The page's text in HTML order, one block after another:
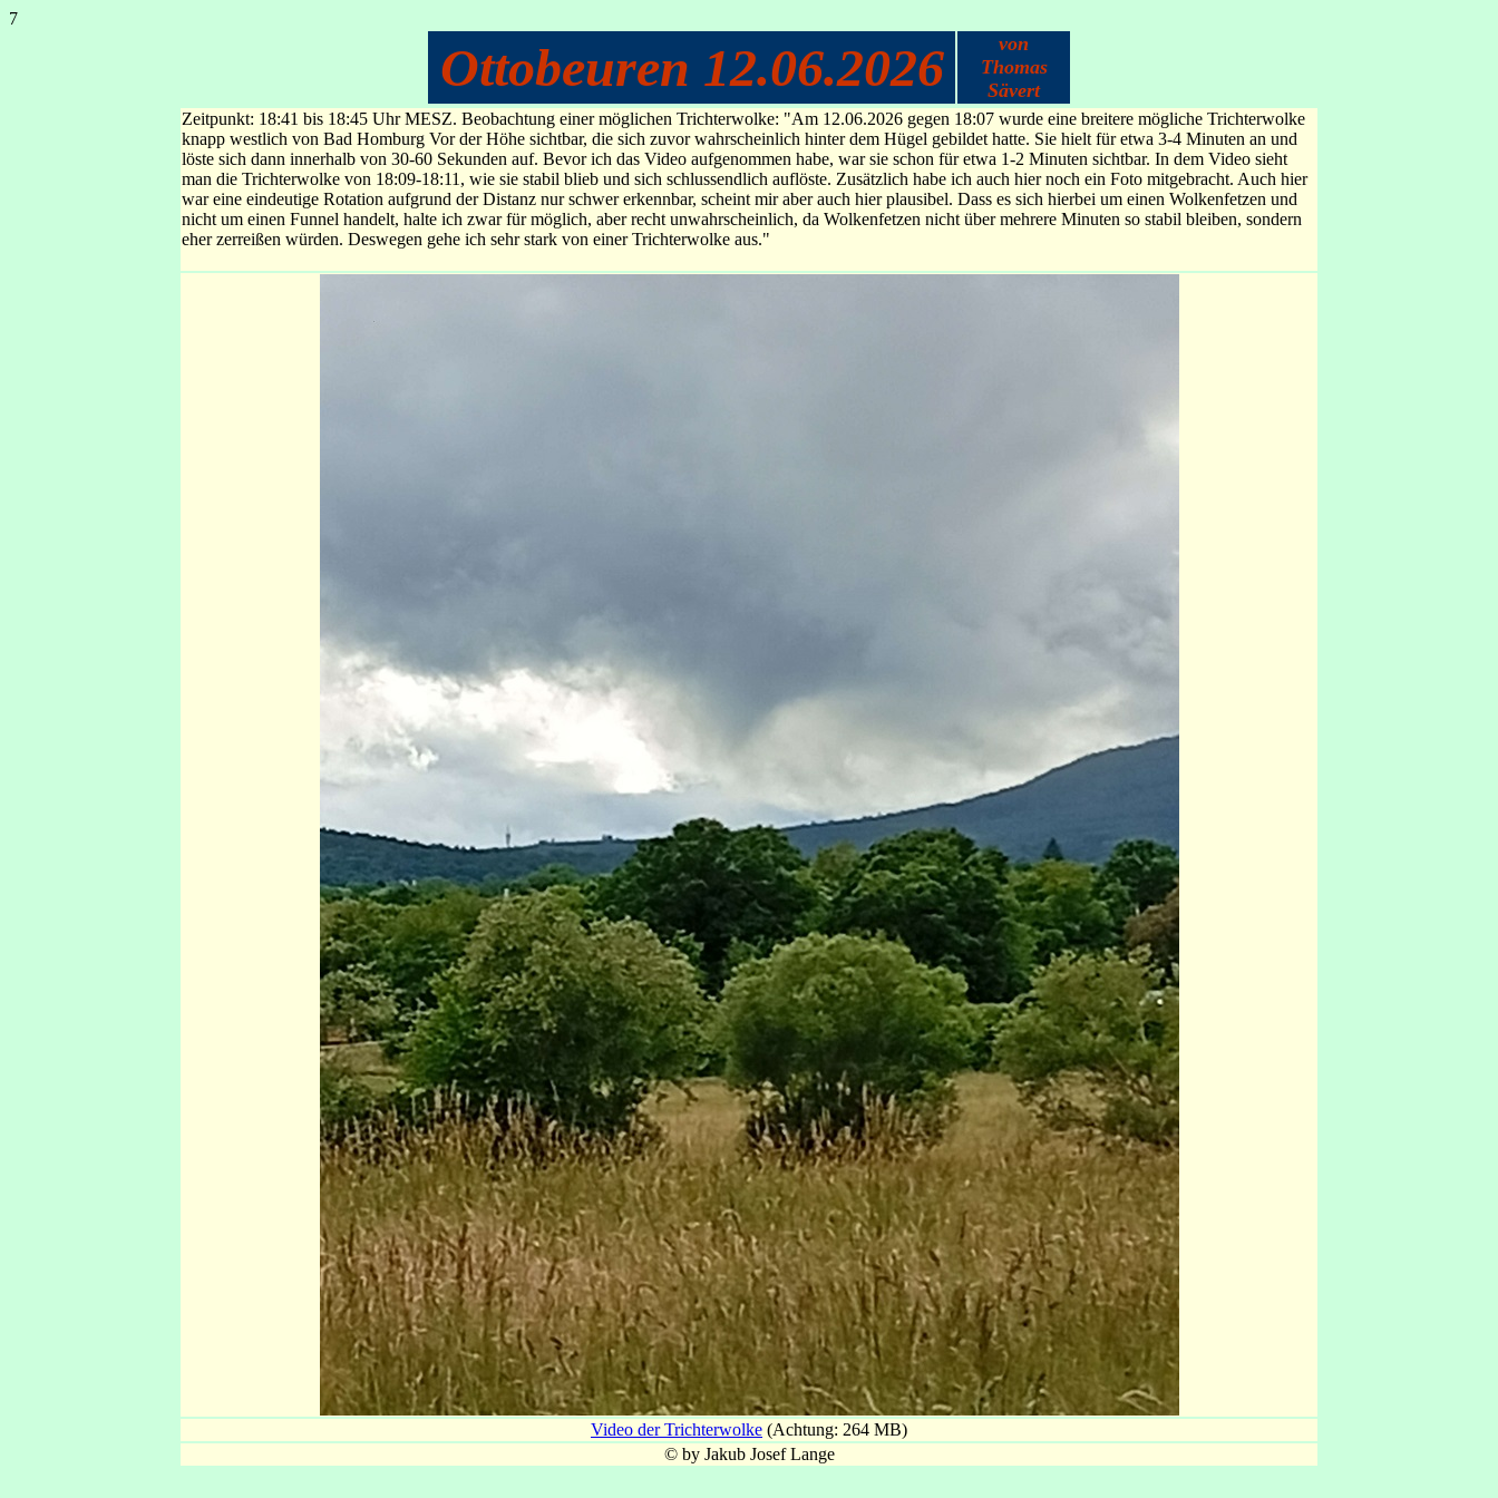
7
Ottobeuren 12.06.2026
von
Thomas
Sävert
Zeitpunkt: 18:41 bis 18:45 Uhr MESZ. Beobachtung einer möglichen Trichterwolke: "Am 12.06.2026 gegen 18:07 wurde eine breitere mögliche Trichterwolke
knapp westlich von Bad Homburg Vor der Höhe sichtbar, die sich zuvor wahrscheinlich hinter dem Hügel gebildet hatte. Sie hielt für etwa 3-4 Minuten an und
löste sich dann innerhalb von 30-60 Sekunden auf. Bevor ich das Video aufgenommen habe, war sie schon für etwa 1-2 Minuten sichtbar. In dem Video sieht
man die Trichterwolke von 18:09-18:11, wie sie stabil blieb und sich schlussendlich auflöste. Zusätzlich habe ich auch hier noch ein Foto mitgebracht. Auch hier
war eine eindeutige Rotation aufgrund der Distanz nur schwer erkennbar, scheint mir aber auch hier plausibel. Dass es sich hierbei um einen Wolkenfetzen und
nicht um einen Funnel handelt, halte ich zwar für möglich, aber recht unwahrscheinlich, da Wolkenfetzen nicht über mehrere Minuten so stabil bleiben, sondern
eher zerreißen würden. Deswegen gehe ich sehr stark von einer Trichterwolke aus."
Video der Trichterwolke (Achtung: 264 MB)
© by Jakub Josef Lange